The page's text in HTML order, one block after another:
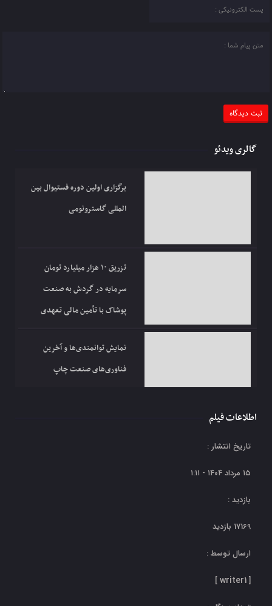
گالری ویدئو
برگزاری اولین دوره فستیوال بین
المللی گاسترونومی
تزریق ۱۰ هزار میلیارد تومان
سرمایه در گردش به صنعت
پوشاک با تأمین مالی تعهدی
نمایش توانمندی‌ها و آخرین
فناوری‌های صنعت چاپ
اطلاعات فیلم
تاریخ انتشار :
۱۵ مرداد ۱۴۰۴ - ۱:۱۱
بازدید :
17169 بازدید
ارسال توسط :
[
writer1
]